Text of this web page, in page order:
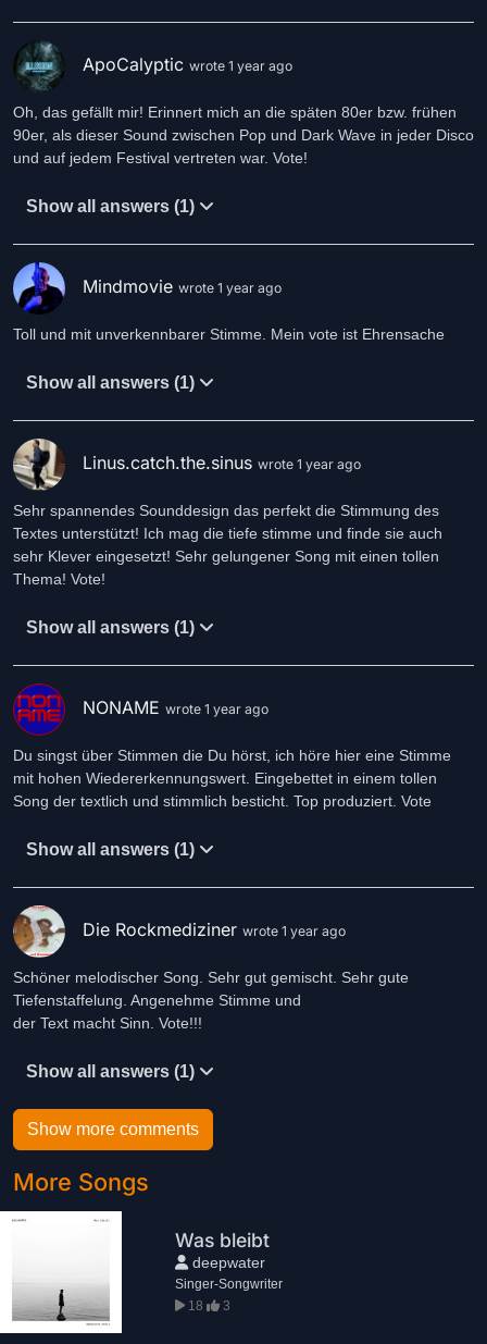
ApoCalyptic wrote 1 year ago
Oh, das gefällt mir! Erinnert mich an die späten 80er bzw. frühen
90er, als dieser Sound zwischen Pop und Dark Wave in jeder Disco
und auf jedem Festival vertreten war. Vote!
Show all answers (1)
Mindmovie wrote 1 year ago
Toll und mit unverkennbarer Stimme. Mein vote ist Ehrensache
Show all answers (1)
Linus.catch.the.sinus wrote 1 year ago
Sehr spannendes Sounddesign das perfekt die Stimmung des
Textes unterstützt! Ich mag die tiefe stimme und finde sie auch
sehr Klever eingesetzt! Sehr gelungener Song mit einen tollen
Thema! Vote!
Show all answers (1)
NONAME wrote 1 year ago
Du singst über Stimmen die Du hörst, ich höre hier eine Stimme
mit hohen Wiedererkennungswert. Eingebettet in einem tollen
Song der textlich und stimmlich besticht. Top produziert. Vote
Show all answers (1)
Die Rockmediziner wrote 1 year ago
Schöner melodischer Song. Sehr gut gemischt. Sehr gute
Tiefenstaffelung. Angenehme Stimme und
der Text macht Sinn. Vote!!!
Show all answers (1)
Show more comments
More Songs
Was bleibt
deepwater
Singer-Songwriter
18
3